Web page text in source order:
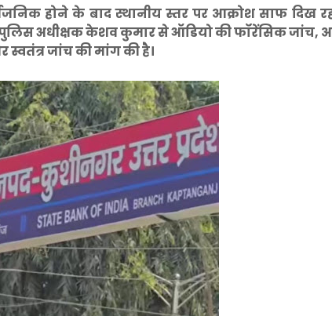
होने के बाद स्थानीय स्तर पर आक्रोश साफ दिख
अधीक्षक केशव कुमार से ऑडियो की फॉरेंसिक जांच,
स्वतंत्र जांच की मांग की है।